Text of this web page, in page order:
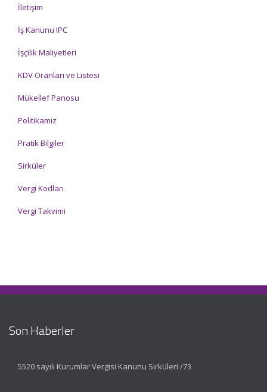
İletişim
İş Kanunu IPC
İşçilik Maliyetleri
KDV Oranları ve Listesi
Mükellef Panosu
Politikamız
Pratik Bilgiler
Sirküler
Vergi Kodları
Vergi Takvimi
Son Haberler
5520 sayılı Kurumlar Vergisi Kanunu Sirküleri /73